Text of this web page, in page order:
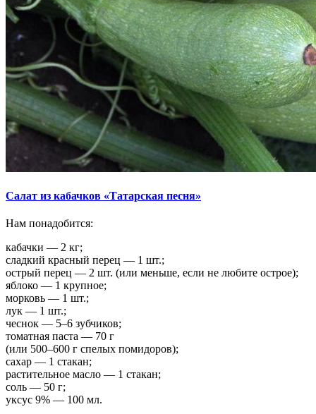
Салат из кабачков «Татарская песня»
Нам понадобится:
кабачки — 2 кг;
сладкий красный перец — 1 шт.;
острый перец — 2 шт. (или меньше, если не любите острое);
яблоко — 1 крупное;
морковь — 1 шт.;
лук — 1 шт.;
чеснок — 5–6 зубчиков;
томатная паста — 70 г
(или 500–600 г спелых помидоров);
сахар — 1 стакан;
растительное масло — 1 стакан;
соль — 50 г;
уксус 9% — 100 мл.